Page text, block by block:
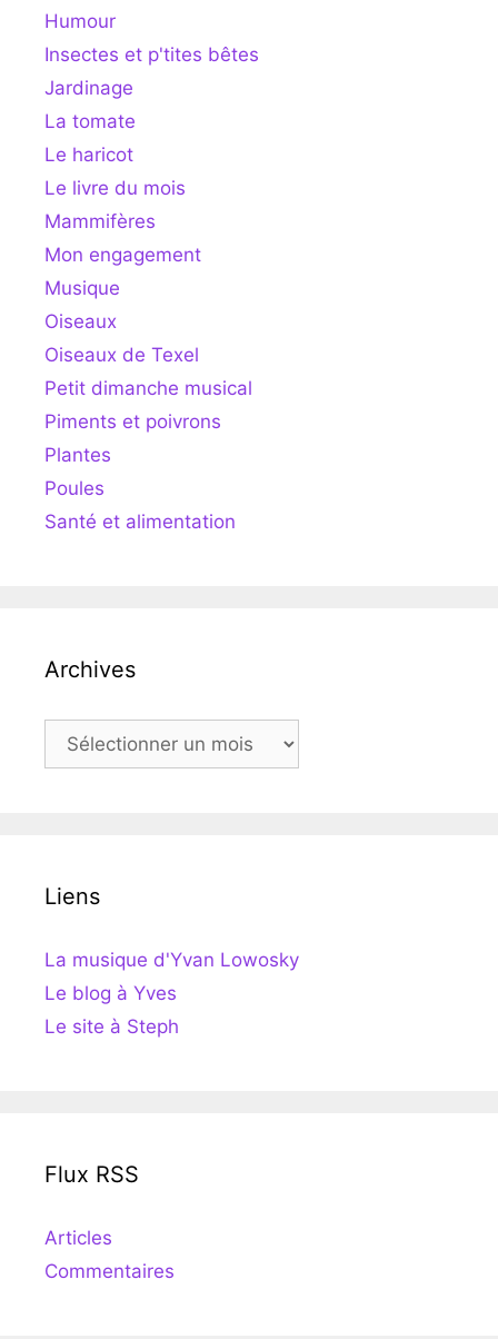
Humour
Insectes et p'tites bêtes
Jardinage
La tomate
Le haricot
Le livre du mois
Mammifères
Mon engagement
Musique
Oiseaux
Oiseaux de Texel
Petit dimanche musical
Piments et poivrons
Plantes
Poules
Santé et alimentation
Archives
Archives
Liens
La musique d'Yvan Lowosky
Le blog à Yves
Le site à Steph
Flux RSS
Articles
Commentaires